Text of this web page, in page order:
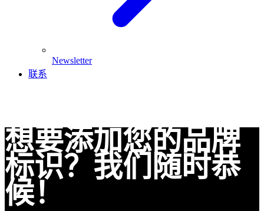
Newsletter
联系
想要添加您的品牌
标识？我们随时恭
候！